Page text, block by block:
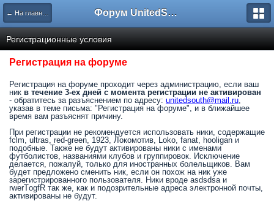
← На главную Форум UnitedSouth
Регистрационные условия
Регистрация на форуме
Регистрация на форуме проходит через администрацию, если ваш
ник в течение 3-ех дней с момента регистрации не активирован
- обратитесь за разъяснением по адресу: unitedsouth@mail.ru,
указав в теме письма: "Регистрация на форуме", и в ближайшее
время вам разъяснят причину.
При регистрации не рекомендуется использовать ники, содержащие
fclm, ultras, red-green, 1923, Локомотив, Loko, fanat, hooligan и
подобные. Также не будут активированы ники с именами
футболистов, названиями клубов и группировок. Исключение
делается, пожалуй, только для иностранных болельщиков. Вам
будет предложено сменить ник, если он похож на ник уже
зарегистрированного пользователя. Ники вроде asdsdsa и
rwerTоgfR так же, как и подозрительные адреса электронной почты,
активированы не будут.